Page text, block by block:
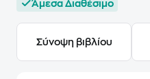
Άμεσα Διαθέσιμο
Σύνοψη βιβλίου